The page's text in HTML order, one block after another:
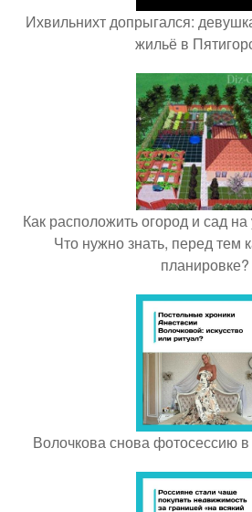
Ихвильнихт допрыгался:
жильё в
Как расположить огород и сад
Что нужно знать, перед тем
планировке?
Волочкова снова фотосессию в